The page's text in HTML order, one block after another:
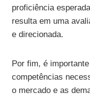
proficiência
resulta em uma
e direcionada.
Por fim, é
competências
o mercado e as